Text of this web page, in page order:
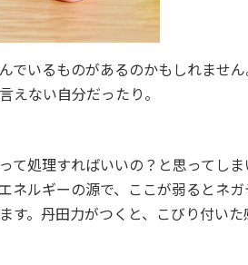
でいるものがあるのかもしれません
えない自分だったり。
処理すればいいの？と思ってしま
ネルギーの源で、ここが弱るとネガ
す。丹田力がつくと、こびり付いた